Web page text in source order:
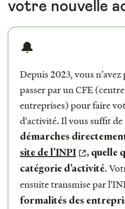
votre nouvelle
🔔
Depuis 2023, vous
passer par un CFE
entreprises) pour faire
d'activité. Il vous suffit de
démarches
site de l’INPI
, quelle
catégorie d’activité.
ensuite transmise par
formalités des